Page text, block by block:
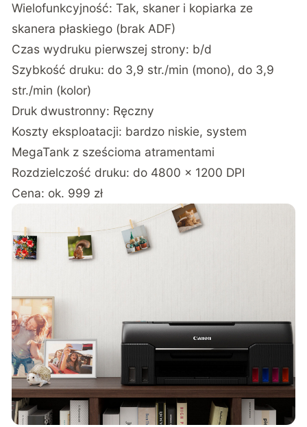
Wielofunkcyjność: Tak, skaner i kopiarka ze
skanera płaskiego (brak ADF)
Czas wydruku pierwszej strony: b/d
Szybkość druku: do 3,9 str./min (mono), do 3,9
str./min (kolor)
Druk dwustronny: Ręczny
Koszty eksploatacji: bardzo niskie, system
MegaTank z sześcioma atramentami
Rozdzielczość druku: do 4800 × 1200 DPI
Cena: ok. 999 zł